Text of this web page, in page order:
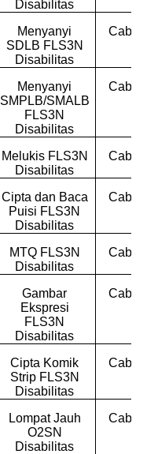
Disabilitas
Menyanyi
SDLB FLS3N
Disabilitas
Menyanyi
SMPLB/SMALB
FLS3N
Disabilitas
Melukis FLS3N
Disabilitas
Cipta dan Baca
Puisi FLS3N
Disabilitas
MTQ FLS3N
Disabilitas
Gambar
Ekspresi
FLS3N
Disabilitas
Cipta Komik
Strip FLS3N
Disabilitas
Lompat Jauh
O2SN
Disabilitas